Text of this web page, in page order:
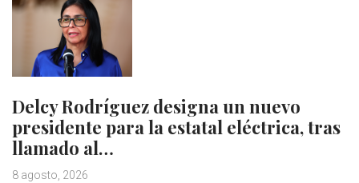
Delcy Rodríguez designa un nuevo
presidente para la estatal eléctrica, tras
llamado al…
8 agosto, 2026